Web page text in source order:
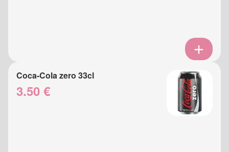
Coca-Cola zero 33cl
3.50 €